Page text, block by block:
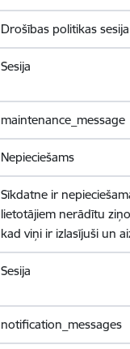
Drošības politikas
Sesija
maintenance_message
Nepieciešams
Sīkdatne ir
lietotājiem nerādītu
kad viņi ir izlasījuši un
Sesija
notification_messages